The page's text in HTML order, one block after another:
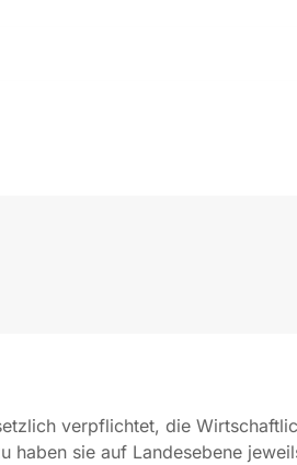
verpflichtet, die
sie auf Landesebene